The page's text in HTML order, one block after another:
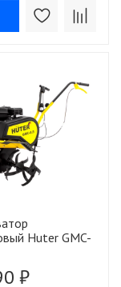
Huter GMC-
₽